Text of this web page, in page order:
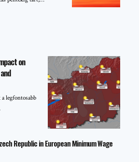
on
legfontosabb
Republic in European Minimum Wage